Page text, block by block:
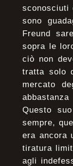
sconosciuti
sono
Freund
sopra le
ciò non
tratta solo
mercato
Questo
sempre,
era ancora
tiratura
agli